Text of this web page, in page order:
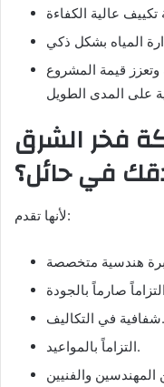
وتعزز قيمة المشروع
فخر الشرق
في حائل؟
لأنها تقدم:
شفافية في التكاليف.
التزاماً بالمواعيد.